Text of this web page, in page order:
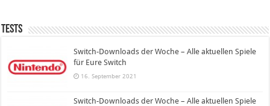
Tests
Switch-Downloads der Woche – Alle aktuellen Spiele
für Eure Switch
16. September 2021
Switch-Downloads der Woche – Alle aktuellen Spiele